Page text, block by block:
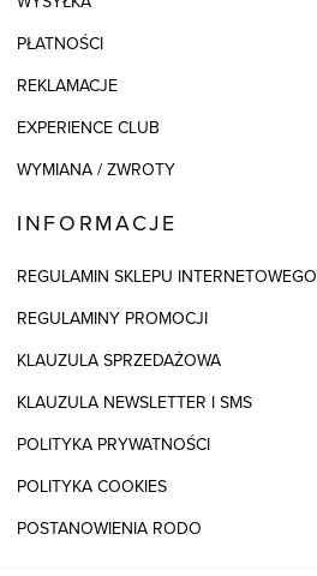
PŁATNOŚCI
REKLAMACJE
EXPERIENCE CLUB
WYMIANA / ZWROTY
INFORMACJE
REGULAMIN SKLEPU INTERNETOWEGO
REGULAMINY PROMOCJI
KLAUZULA SPRZEDAŻOWA
KLAUZULA NEWSLETTER I SMS
POLITYKA PRYWATNOŚCI
POLITYKA COOKIES
POSTANOWIENIA RODO